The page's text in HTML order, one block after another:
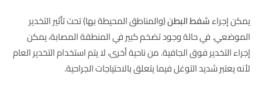
يمكن إجراءشفط البطن(والمناطق المحيطة بها) تحت تأثير التخدير
الموضعي. في حالة وجود تضخم كبير في المنطقة المصابة، يمكن
إجراء التخدير فوق الجافية. من ناحية أخرى، لا يتم استخدام التخدير العام
لأنه يعتبر شديد التوغل فيما يتعلق بالاحتياجات الجراحية.